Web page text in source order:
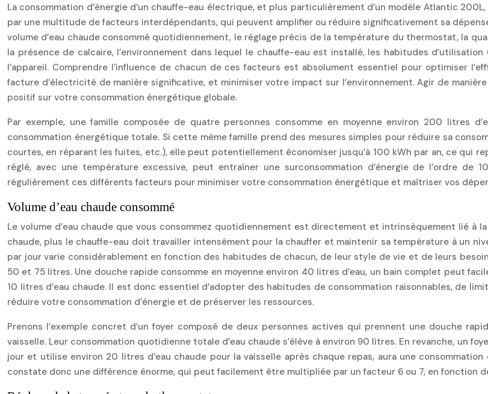
La consommation d’énergie d’un chauffe-eau électrique, et plus particulièrement d’un modèle Atlantic
par une multitude de facteurs interdépendants, qui peuvent amplifier ou réduire significativement sa
volume d’eau chaude consommé quotidiennement, le réglage précis de la température du thermostat, la
la présence de calcaire, l’environnement dans lequel le chauffe-eau est installé, les habitudes
l’appareil. Comprendre l’influence de chacun de ces facteurs est absolument essentiel pour optimiser
facture d’électricité de manière significative, et minimiser votre impact sur l’environnement. Agir de
positif sur votre consommation énergétique globale.
Par exemple, une famille composée de quatre personnes consomme en moyenne environ 200 litres
consommation énergétique totale. Si cette même famille prend des mesures simples pour réduire sa
courtes, en réparant les fuites, etc.), elle peut potentiellement économiser jusqu’à 100 kWh par an, ce qui
réglé, avec une température excessive, peut entraîner une surconsommation d’énergie de l’ordre
régulièrement ces différents facteurs pour minimiser votre consommation énergétique et maîtriser vos
Volume d’eau chaude consommé
Le volume d’eau chaude que vous consommez quotidiennement est directement et intrinsèquement lié à
chaude, plus le chauffe-eau doit travailler intensément pour la chauffer et maintenir sa température à un
par jour varie considérablement en fonction des habitudes de chacun, de leur style de vie et de leurs
50 et 75 litres. Une douche rapide consomme en moyenne environ 40 litres d’eau, un bain complet peut
10 litres d’eau chaude. Il est donc essentiel d’adopter des habitudes de consommation raisonnables, de
réduire votre consommation d’énergie et de préserver les ressources.
Prenons l’exemple concret d’un foyer composé de deux personnes actives qui prennent une douche
vaisselle. Leur consommation quotidienne totale d’eau chaude s’élève à environ 90 litres. En revanche, un
jour et utilise environ 20 litres d’eau chaude pour la vaisselle après chaque repas, aura une
constate donc une différence énorme, qui peut facilement être multipliée par un facteur 6 ou 7, en fonction